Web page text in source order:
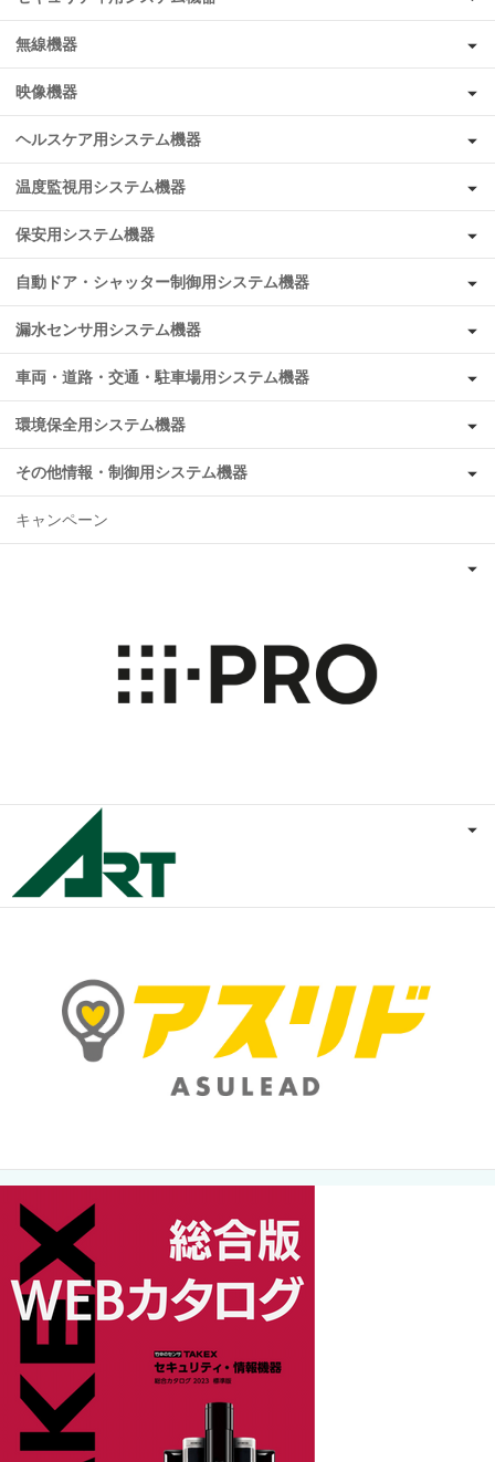
無線機器
映像機器
ヘルスケア用システム機器
温度監視用システム機器
保安用システム機器
自動ドア・シャッター制御用システム機器
漏水センサ用システム機器
車両・道路・交通・駐車場用システム機器
環境保全用システム機器
その他情報・制御用システム機器
キャンペーン